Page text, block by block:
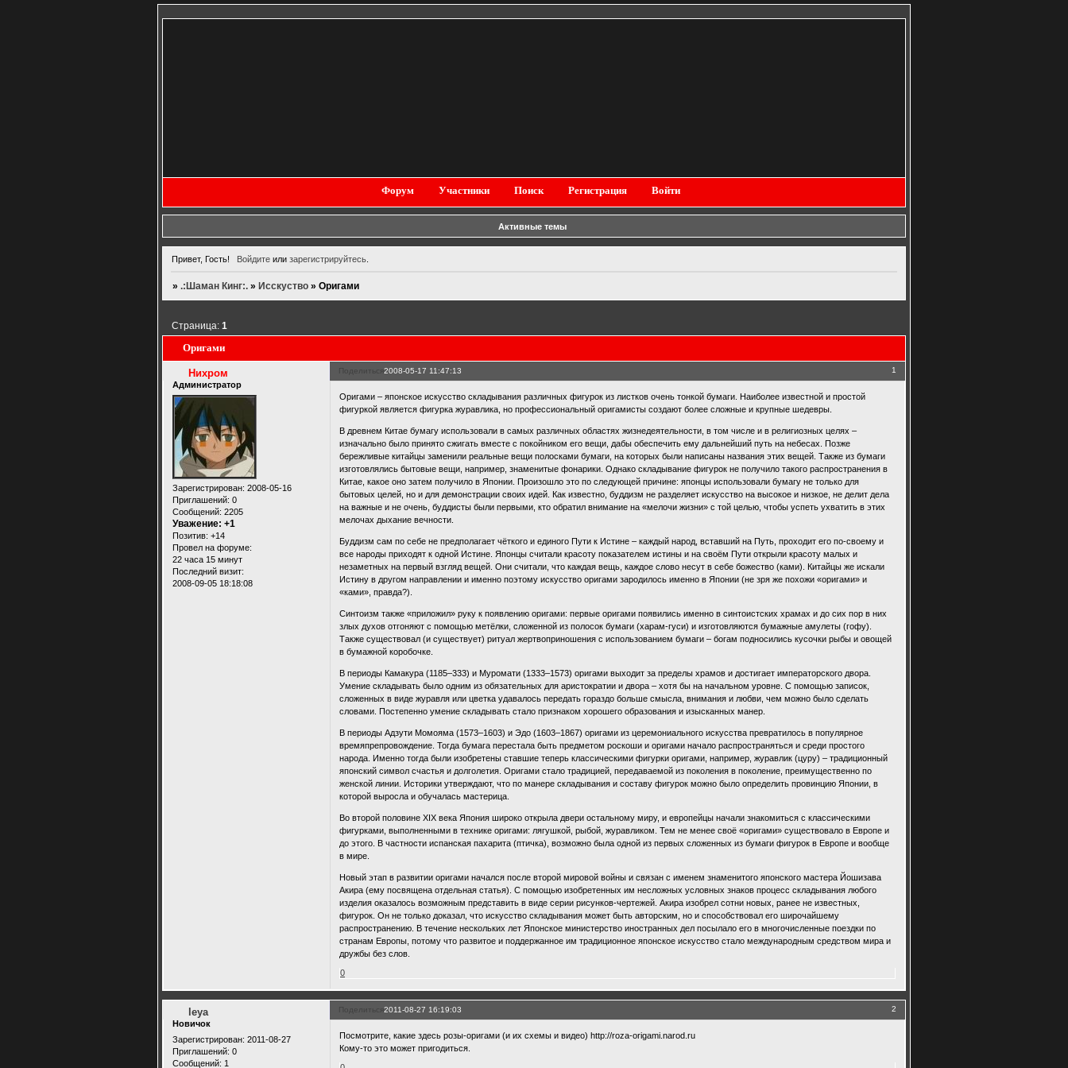
Форум Участники Поиск Регистрация Войти
Активные темы
Привет, Гость! Войдитеили зарегистрируйтесь.
».:Шаман Кинг:. » Исскуство »Оригами
Оригами
Страница:1
Поделиться 1
2008-05-17 11:47:13
Нихром
Администратор
Зарегистрирован: 2008-05-16
Приглашений: 0
Сообщений: 2205
Уважение: +1
Позитив: +14
Провел на форуме:
22 часа 15 минут
Последний визит:
2008-09-05 18:18:08
Оригами – японское искусство складывания различных фигурок из листков очень тонкой бумаги. Наиболее известной и простой
фигуркой является фигурка журавлика, но профессиональный оригамисты создают более сложные и крупные шедевры.
В древнем Китае бумагу использовали в самых различных областях жизнедеятельности, в том числе и в религиозных целях –
изначально было принято сжигать вместе с покойником его вещи, дабы обеспечить ему дальнейший путь на небесах. Позже
бережливые китайцы заменили реальные вещи полосками бумаги, на которых были написаны названия этих вещей. Также из бумаги
изготовлялись бытовые вещи, например, знаменитые фонарики. Однако складывание фигурок не получило такого распространения в
Китае, какое оно затем получило в Японии. Произошло это по следующей причине: японцы использовали бумагу не только для
бытовых целей, но и для демонстрации своих идей. Как известно, буддизм не разделяет искусство на высокое и низкое, не делит дела
на важные и не очень, буддисты были первыми, кто обратил внимание на «мелочи жизни» с той целью, чтобы успеть ухватить в этих
мелочах дыхание вечности.
Буддизм сам по себе не предполагает чёткого и единого Пути к Истине – каждый народ, вставший на Путь, проходит его по-своему и
все народы приходят к одной Истине. Японцы считали красоту показателем истины и на своём Пути открыли красоту малых и
незаметных на первый взгляд вещей. Они считали, что каждая вещь, каждое слово несут в себе божество (ками). Китайцы же искали
Истину в другом направлении и именно поэтому искусство оригами зародилось именно в Японии (не зря же похожи «оригами» и
«ками», правда?).
Синтоизм также «приложил» руку к появлению оригами: первые оригами появились именно в синтоистских храмах и до сих пор в них
злых духов отгоняют с помощью метёлки, сложенной из полосок бумаги (харам-гуси) и изготовляются бумажные амулеты (гофу).
Также существовал (и существует) ритуал жертвоприношения с использованием бумаги – богам подносились кусочки рыбы и овощей
в бумажной коробочке.
В периоды Камакура (1185–333) и Муромати (1333–1573) оригами выходит за пределы храмов и достигает императорского двора.
Умение складывать было одним из обязательных для аристократии и двора – хотя бы на начальном уровне. С помощью записок,
сложенных в виде журавля или цветка удавалось передать гораздо больше смысла, внимания и любви, чем можно было сделать
словами. Постепенно умение складывать стало признаком хорошего образования и изысканных манер.
В периоды Адзути Момояма (1573–1603) и Эдо (1603–1867) оригами из церемониального искусства превратилось в популярное
времяпрепровождение. Тогда бумага перестала быть предметом роскоши и оригами начало распространяться и среди простого
народа. Именно тогда были изобретены ставшие теперь классическими фигурки оригами, например, журавлик (цуру) – традиционный
японский символ счастья и долголетия. Оригами стало традицией, передаваемой из поколения в поколение, преимущественно по
женской линии. Историки утверждают, что по манере складывания и составу фигурок можно было определить провинцию Японии, в
которой выросла и обучалась мастерица.
Во второй половине XIX века Япония широко открыла двери остальному миру, и европейцы начали знакомиться с классическими
фигурками, выполненными в технике оригами: лягушкой, рыбой, журавликом. Тем не менее своё «оригами» существовало в Европе и
до этого. В частности испанская пахарита (птичка), возможно была одной из первых сложенных из бумаги фигурок в Европе и вообще
в мире.
Новый этап в развитии оригами начался после второй мировой войны и связан с именем знаменитого японского мастера Йошизава
Акира (ему посвящена отдельная статья). С помощью изобретенных им несложных условных знаков процесс складывания любого
изделия оказалось возможным представить в виде серии рисунков-чертежей. Акира изобрел сотни новых, ранее не известных,
фигурок. Он не только доказал, что искусство складывания может быть авторским, но и способствовал его широчайшему
распространению. В течение нескольких лет Японское министерство иностранных дел посылало его в многочисленные поездки по
странам Европы, потому что развитое и поддержанное им традиционное японское искусство стало международным средством мира и
дружбы без слов.
0
Поделиться 2
2011-08-27 16:19:03
leya
Новичок
Зарегистрирован: 2011-08-27
Приглашений: 0
Сообщений: 1
Посмотрите, какие здесь розы-оригами (и их схемы и видео) http://roza-origami.narod.ru
Кому-то это может пригодиться.